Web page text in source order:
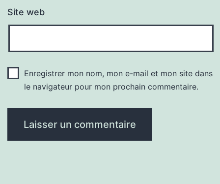
Site web
Enregistrer mon nom, mon e-mail et mon site dans
le navigateur pour mon prochain commentaire.